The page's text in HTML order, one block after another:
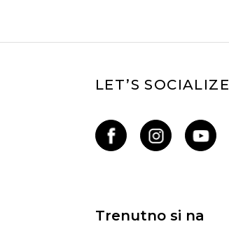
LET’S SOCIALIZE
Trenutno si na